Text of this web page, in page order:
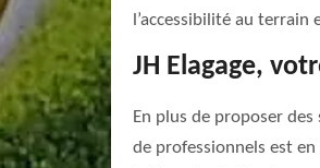
l’accessibilité au
JH Elagage,
En plus de proposer
de professionnels est